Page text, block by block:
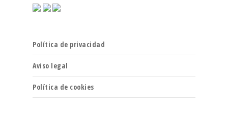
Política de privacidad
Aviso legal
Política de cookies